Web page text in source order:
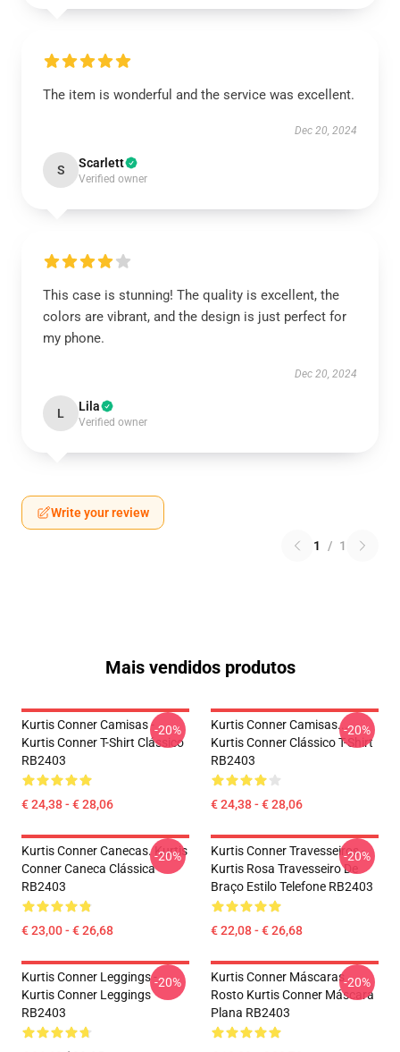
The item is wonderful and the service was excellent.
Dec 20, 2024
S Scarlett
Verified owner
This case is stunning! The quality is excellent, the
colors are vibrant, and the design is just perfect for
my phone.
Dec 20, 2024
L Lila
Verified owner
Write your review
1 / 1
Mais vendidos produtos
Kurtis Conner Camisas -
Kurtis Conner T-Shirt Clássico
RB2403
€ 24,38 - € 28,06
-20%
Kurtis Conner Camisas...
Kurtis Conner Clássico T-Shirt
RB2403
€ 24,38 - € 28,06
-20%
Kurtis Conner Canecas. Kurtis
Conner Caneca Clássica
RB2403
€ 23,00 - € 26,68
-20%
Kurtis Conner Travesseiros -
Kurtis Rosa Travesseiro De
Braço Estilo Telefone RB2403
€ 22,08 - € 26,68
-20%
Kurtis Conner Leggings -
Kurtis Conner Leggings
RB2403
-20%
Kurtis Conner Máscaras
Rosto Kurtis Conner Máscara
Plana RB2403
-20%